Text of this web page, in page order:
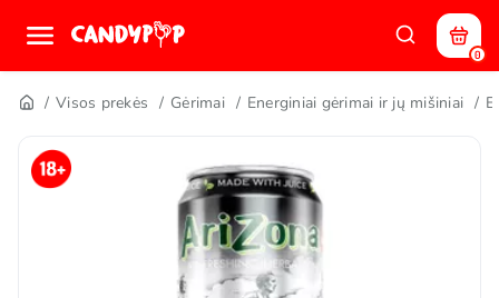
0
Visos prekės Gėrimai Energiniai gėrimai ir jų mišiniai